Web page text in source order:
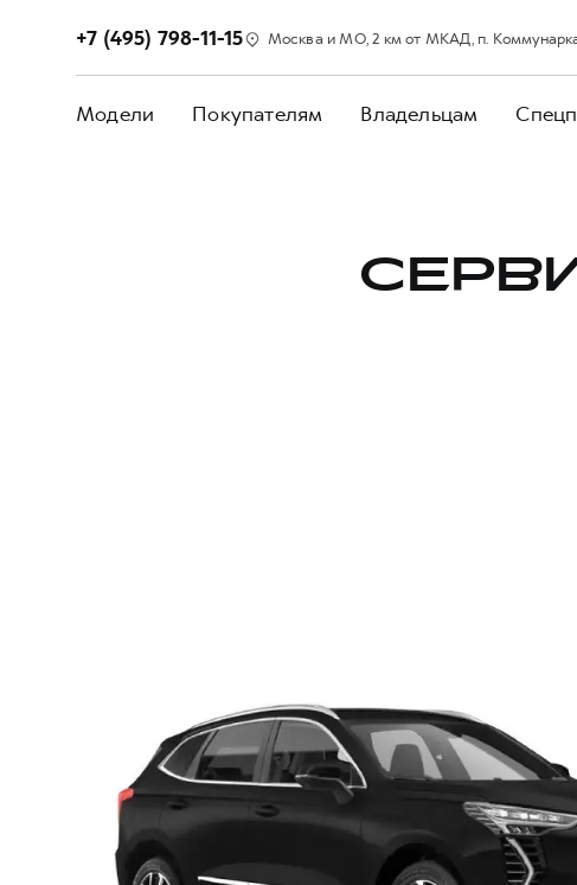
+7 (495) 798-11-15 Москва и МО, 2 км от МКАД, п. Коммунарка,
Модели Покупателям Владельцам